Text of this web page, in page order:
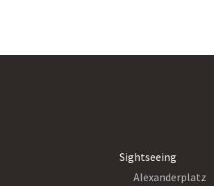
Sightseeing
Alexanderplatz